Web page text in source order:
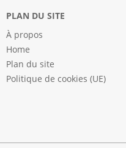
PLAN DU SITE
À propos
Home
Plan du site
Politique de cookies (UE)